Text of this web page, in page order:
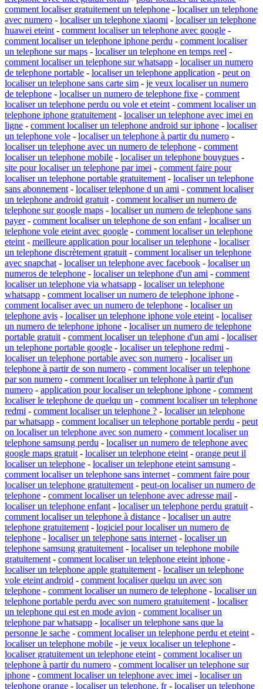
comment localiser gratuitement un telephone - localiser un telephone
avec numero - localiser un telephone xiaomi - localiser un telephone
huawei eteint - comment localiser un telephone avec google -
comment localiser un telephone iphone perdu - comment localiser
un telephone sur maps - localiser un telephone en temps reel -
comment localiser un telephone sur whatsapp - localiser un numero
de telephone portable - localiser un telephone application - peut on
localiser un telephone sans carte sim - je veux localiser un numero
de telephone - localiser un numero de telephone fixe - comment
localiser un telephone perdu ou vole et eteint - comment localiser un
telephone iphone gratuitement - localiser un telephone avec imei en
ligne - comment localiser un telephone android sur iphone - localiser
un telephone vole - localiser un telephone à partir du numero -
localiser un telephone avec un numero de telephone - comment
localiser un telephone mobile - localiser un telephone bouygues -
site pour localiser un telephone par imei - comment faire pour
localiser un telephone portable gratuitement - localiser un telephone
sans abonnement - localiser telephone d un ami - comment localiser
un telephone android gratuit - comment localiser un numero de
telephone sur google maps - localiser un numero de telephone sans
payer- comment localiser un telephone de son enfant - localiser un
telephone vole eteint avec google - comment localiser un telephone
eteint - meilleure application pour localiser un telephone - localiser
un telephone discrètement gratuit - comment localiser un telephone
avec snapchat - localiser un telephone avec facebook - localiser un
numeros de telephone - localiser un telephone d'un ami - comment
localiser un telephone via whatsapp - localiser un telephone
whatsapp - comment localiser un numero de telephone iphone -
comment localiser avec un numero de telephone - localiser un
telephone avis - localiser un telephone iphone vole eteint - localiser
un numero de telephone iphone - localiser un numero de telephone
portable gratuit - comment localiser un telephone d'un ami - localiser
un telephone portable google - localiser un telephone redmi -
localiser un telephone portable avec son numero - localiser un
telephone à partir de son numero - comment localiser un telephone
par son numero - comment localiser un telephone à partir d'un
numero - application pour localiser un telephone iphone - comment
localiser le telephone de quelqu un - comment localiser un telephone
redmi - comment localiser un telephone ? - localiser un telephone
par whatsapp - comment localiser un telephone portable perdu - peut
on localiser un telephone avec son numero - comment localiser un
telephone samsung perdu - localiser un numero de telephone avec
google maps gratuit - localiser un telephone eteint - orange peut il
localiser un telephone - localiser un telephone eteint samsung -
comment localiser un telephone sans internet - comment faire pour
localiser un telephone gratuitement - peut-on localiser un numero de
telephone - comment localiser un telephone avec adresse mail -
localiser un telephone enfant - localiser un telephone perdu gratuit -
comment localiser un telephone à distance - localiser un autre
telephone gratuitement - logiciel pour localiser un numero de
telephone - localiser un telephone sans internet - localiser un
telephone samsung gratuitement - localiser un telephone mobile
gratuitement - comment localiser un telephone eteint iphone -
localiser un telephone apple gratuitement - localiser un telephone
vole eteint android - comment localiser quelqu un avec son
telephone - comment localiser un numero de telephone - localiser un
telephone portable perdu avec son numero gratuitement - localiser
un telephone qui est en mode avion - comment localiser un
telephone par whatsapp - localiser un telephone sans que la
personne le sache - comment localiser un telephone perdu et eteint -
localiser un telephone mobile - je veux localiser un telephone -
localiser gratuitement un telephone eteint - comment localiser un
telephone à partir du numero - comment localiser un telephone sur
iphone - comment localiser un telephone avec imei - localiser un
telephone orange - localiser un telephone. fr- localiser un telephone